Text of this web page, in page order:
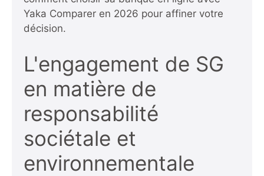
Yaka Comparer en 2026 pour affiner votre
décision.
L'engagement de SG
en matière de
responsabilité
sociétale et
environnementale